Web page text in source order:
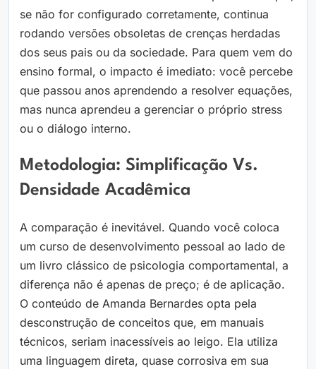
se não for configurado corretamente, continua
rodando versões obsoletas de crenças herdadas
dos seus pais ou da sociedade. Para quem vem do
ensino formal, o impacto é imediato: você percebe
que passou anos aprendendo a resolver equações,
mas nunca aprendeu a gerenciar o próprio stress
ou o diálogo interno.
Metodologia: Simplificação Vs.
Densidade Acadêmica
A comparação é inevitável. Quando você coloca
um curso de desenvolvimento pessoal ao lado de
um livro clássico de psicologia comportamental, a
diferença não é apenas de preço; é de aplicação.
O conteúdo de Amanda Bernardes opta pela
desconstrução de conceitos que, em manuais
técnicos, seriam inacessíveis ao leigo. Ela utiliza
uma linguagem direta, quase corrosiva em sua